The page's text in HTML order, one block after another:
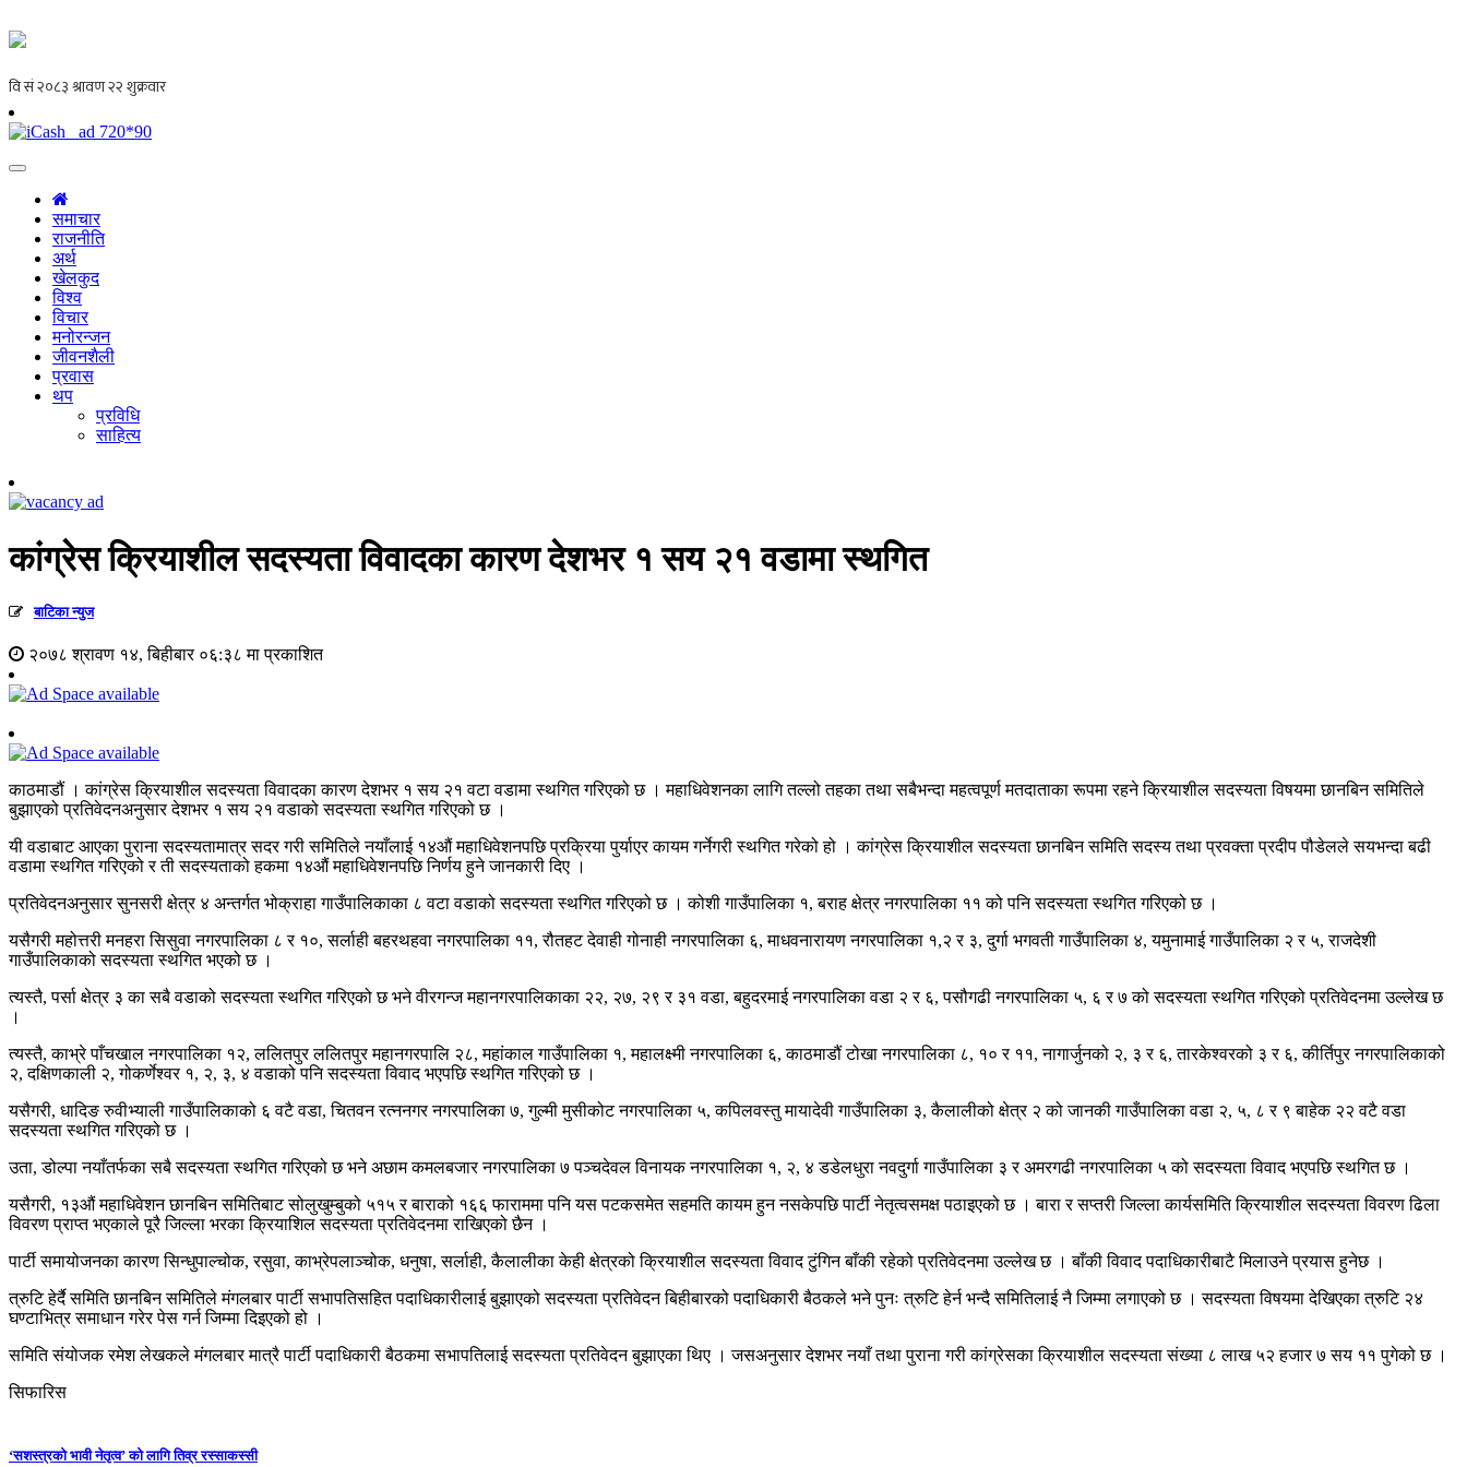
समाचार
राजनीति
अर्थ
खेलकुद
विश्व
विचार
मनोरन्जन
जीवनशैली
प्रवास
थप
प्रविधि
साहित्य
कांग्रेस क्रियाशील सदस्यता विवादका कारण देशभर १ सय २१ वडामा स्थगित
बाटिका न्युज
२०७८ श्रावण १४, बिहीबार ०६:३८ मा प्रकाशित
काठमाडौं । कांग्रेस क्रियाशील सदस्यता विवादका कारण देशभर १ सय २१ वटा वडामा स्थगित गरिएको छ । महाधिवेशनका लागि तल्लो तहका तथा सबैभन्दा महत्वपूर्ण मतदाताका रूपमा रहने क्रियाशील सदस्यता विषयमा छानबिन समितिले
बुझाएको प्रतिवेदनअनुसार देशभर १ सय २१ वडाको सदस्यता स्थगित गरिएको छ ।
यी वडाबाट आएका पुराना सदस्यतामात्र सदर गरी समितिले नयाँलाई १४औं महाधिवेशनपछि प्रक्रिया पुर्याएर कायम गर्नेगरी स्थगित गरेको हो । कांग्रेस क्रियाशील सदस्यता छानबिन समिति सदस्य तथा प्रवक्ता प्रदीप पौडेलले सयभन्दा बढी
वडामा स्थगित गरिएको र ती सदस्यताको हकमा १४औं महाधिवेशनपछि निर्णय हुने जानकारी दिए ।
प्रतिवेदनअनुसार सुनसरी क्षेत्र ४ अन्तर्गत भोक्राहा गाउँपालिकाका ८ वटा वडाको सदस्यता स्थगित गरिएको छ । कोशी गाउँपालिका १, बराह क्षेत्र नगरपालिका ११ को पनि सदस्यता स्थगित गरिएको छ ।
यसैगरी महोत्तरी मनहरा सिसुवा नगरपालिका ८ र १०, सर्लाही बहरथहवा नगरपालिका ११, रौतहट देवाही गोनाही नगरपालिका ६, माधवनारायण नगरपालिका १,२ र ३, दुर्गा भगवती गाउँपालिका ४, यमुनामाई गाउँपालिका २ र ५, राजदेशी
गाउँपालिकाको सदस्यता स्थगित भएको छ ।
त्यस्तै, पर्सा क्षेत्र ३ का सबै वडाको सदस्यता स्थगित गरिएको छ भने वीरगन्ज महानगरपालिकाका २२, २७, २९ र ३१ वडा, बहुदरमाई नगरपालिका वडा २ र ६, पसौगढी नगरपालिका ५, ६ र ७ को सदस्यता स्थगित गरिएको प्रतिवेदनमा उल्लेख छ
।
त्यस्तै, काभ्रे पाँचखाल नगरपालिका १२, ललितपुर ललितपुर महानगरपालि २८, महांकाल गाउँपालिका १, महालक्ष्मी नगरपालिका ६, काठमाडौं टोखा नगरपालिका ८, १० र ११, नागार्जुनको २, ३ र ६, तारकेश्वरको ३ र ६, कीर्तिपुर नगरपालिकाको
२, दक्षिणकाली २, गोकर्णेश्वर १, २, ३, ४ वडाको पनि सदस्यता विवाद भएपछि स्थगित गरिएको छ ।
यसैगरी, धादिङ रुवीभ्याली गाउँपालिकाको ६ वटै वडा, चितवन रत्ननगर नगरपालिका ७, गुल्मी मुसीकोट नगरपालिका ५, कपिलवस्तु मायादेवी गाउँपालिका ३, कैलालीको क्षेत्र २ को जानकी गाउँपालिका वडा २, ५, ८ र ९ बाहेक २२ वटै वडा
सदस्यता स्थगित गरिएको छ ।
उता, डोल्पा नयाँतर्फका सबै सदस्यता स्थगित गरिएको छ भने अछाम कमलबजार नगरपालिका ७ पञ्चदेवल विनायक नगरपालिका १, २, ४ डडेलधुरा नवदुर्गा गाउँपालिका ३ र अमरगढी नगरपालिका ५ को सदस्यता विवाद भएपछि स्थगित छ ।
यसैगरी, १३औं महाधिवेशन छानबिन समितिबाट सोलुखुम्बुको ५१५ र बाराको १६६ फाराममा पनि यस पटकसमेत सहमति कायम हुन नसकेपछि पार्टी नेतृत्वसमक्ष पठाइएको छ । बारा र सप्तरी जिल्ला कार्यसमिति क्रियाशील सदस्यता विवरण ढिला
विवरण प्राप्त भएकाले पूरै जिल्ला भरका क्रियाशिल सदस्यता प्रतिवेदनमा राखिएको छैन ।
पार्टी समायोजनका कारण सिन्धुपाल्चोक, रसुवा, काभ्रेपलाञ्चोक, धनुषा, सर्लाही, कैलालीका केही क्षेत्रको क्रियाशील सदस्यता विवाद टुंगिन बाँकी रहेको प्रतिवेदनमा उल्लेख छ । बाँकी विवाद पदाधिकारीबाटै मिलाउने प्रयास हुनेछ ।
त्रुटि हेर्दै समिति छानबिन समितिले मंगलबार पार्टी सभापतिसहित पदाधिकारीलाई बुझाएको सदस्यता प्रतिवेदन बिहीबारको पदाधिकारी बैठकले भने पुनः त्रुटि हेर्न भन्दै समितिलाई नै जिम्मा लगाएको छ । सदस्यता विषयमा देखिएका त्रुटि २४
घण्टाभित्र समाधान गरेर पेस गर्न जिम्मा दिइएको हो ।
समिति संयोजक रमेश लेखकले मंगलबार मात्रै पार्टी पदाधिकारी बैठकमा सभापतिलाई सदस्यता प्रतिवेदन बुझाएका थिए । जसअनुसार देशभर नयाँ तथा पुराना गरी कांग्रेसका क्रियाशील सदस्यता संख्या ८ लाख ५२ हजार ७ सय ११ पुगेको छ ।
सिफारिस
‘सशस्त्रको भावी नेतृत्व’ को लागि तिव्र रस्साकस्सी